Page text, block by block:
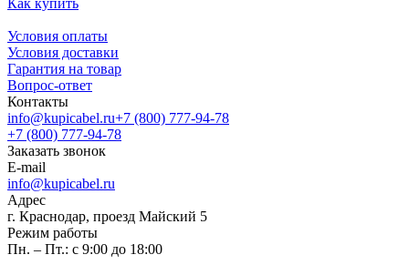
Как купить
Условия оплаты
Условия доставки
Гарантия на товар
Вопрос-ответ
Контакты
info@kupicabel.ru+7 (800) 777-94-78
+7 (800) 777-94-78
Заказать звонок
E-mail
info@kupicabel.ru
Адрес
г. Краснодар, проезд Майский 5
Режим работы
Пн. – Пт.: с 9:00 до 18:00